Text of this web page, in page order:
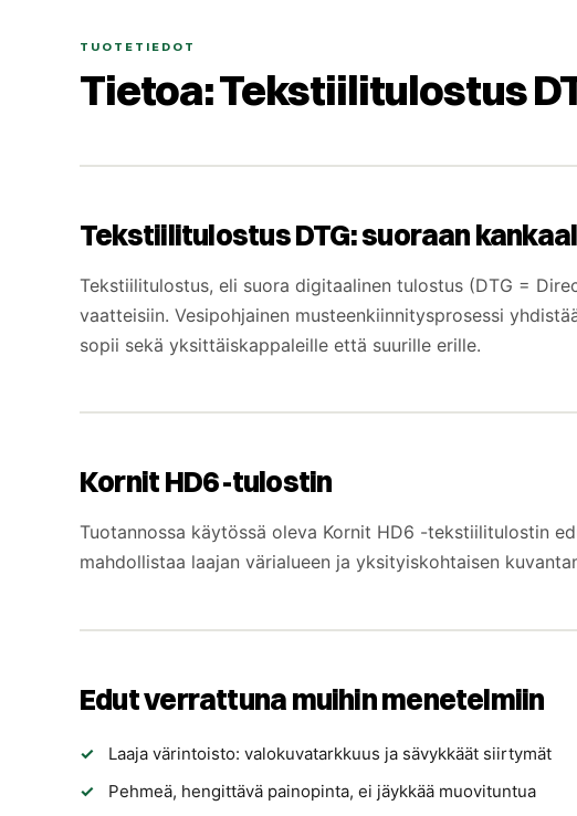
TUOTETIEDOT
Tietoa: Tekstiilitulostus
Tekstiilitulostus DTG: suoraan
Tekstiilitulostus, eli suora digitaalinen tulostus (DTG =
vaatteisiin. Vesipohjainen musteenkiinnitysprosessi
sopii sekä yksittäiskappaleille että suurille erille.
Kornit HD6 -tulostin
Tuotannossa käytössä oleva Kornit HD6 -tekstiilitulostin
mahdollistaa laajan värialueen ja yksityiskohtaisen
Edut verrattuna muihin menetelmiin
Laaja värintoisto: valokuvatarkkuus ja sävykkäät siirtymät
Pehmeä, hengittävä painopinta, ei jäykkää muovituntua